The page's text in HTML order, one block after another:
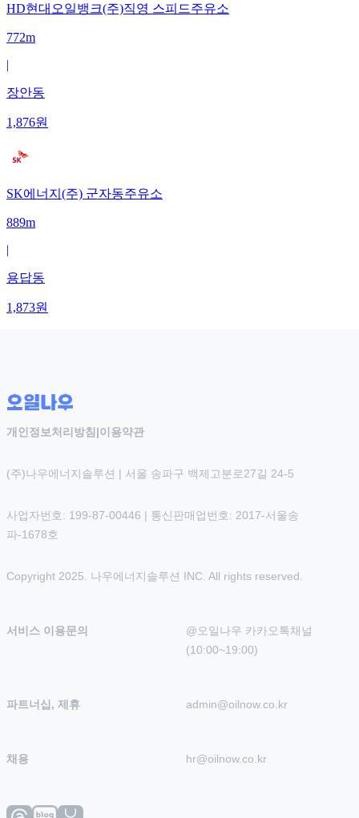
HD현대오일뱅크(주)직영 스피드주유소
772m
|
장안동
1,876원
SK에너지(주) 군자동주유소
889m
|
용답동
1,873원
개인정보처리방침 |이용약관
(주)나우에너지솔루션 | 서울 송파구 백제고분로27길 24-5
사업자번호: 199-87-00446 | 통신판매업번호: 2017-서울송
파-1678호
Copyright 2025. 나우에너지솔루션 INC. All rights reserved.
서비스 이용문의
@오일나우 카카오톡채널
(10:00~19:00)
파트너십, 제휴 admin@oilnow.co.kr
채용 hr@oilnow.co.kr